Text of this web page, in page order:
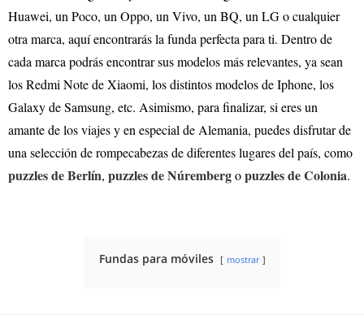
Huawei, un Poco, un Oppo, un Vivo, un BQ, un LG o cualquier
otra marca, aquí encontrarás la funda perfecta para ti. Dentro de
cada marca podrás encontrar sus modelos más relevantes, ya sean
los Redmi Note de Xiaomi, los distintos modelos de Iphone, los
Galaxy de Samsung, etc. Asimismo, para finalizar, si eres un
amante de los viajes y en especial de Alemania, puedes disfrutar de
una selección de rompecabezas de diferentes lugares del país, como
puzzles de Berlín, puzzles de Núrembergopuzzles de Colonia.
Fundas para móviles mostrar